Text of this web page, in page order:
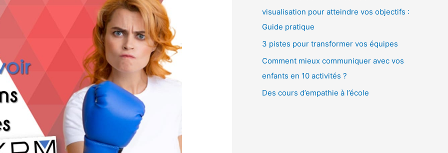
visualisation pour atteindre vos objectifs :
Guide pratique
3 pistes pour transformer vos équipes
Comment mieux communiquer avec vos
enfants en 10 activités ?
Des cours d’empathie à l’école